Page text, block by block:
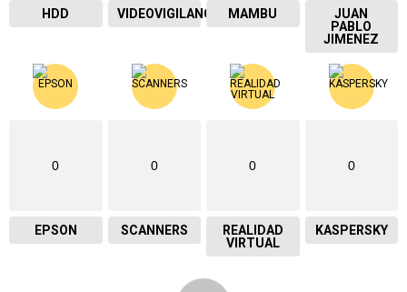
HDD VIDEOVIGILANCIA MAMBU
JUAN
PABLO
JIMENEZ
0
EPSON
0
SCANNERS
0
REALIDAD
VIRTUAL
0
KASPERSKY